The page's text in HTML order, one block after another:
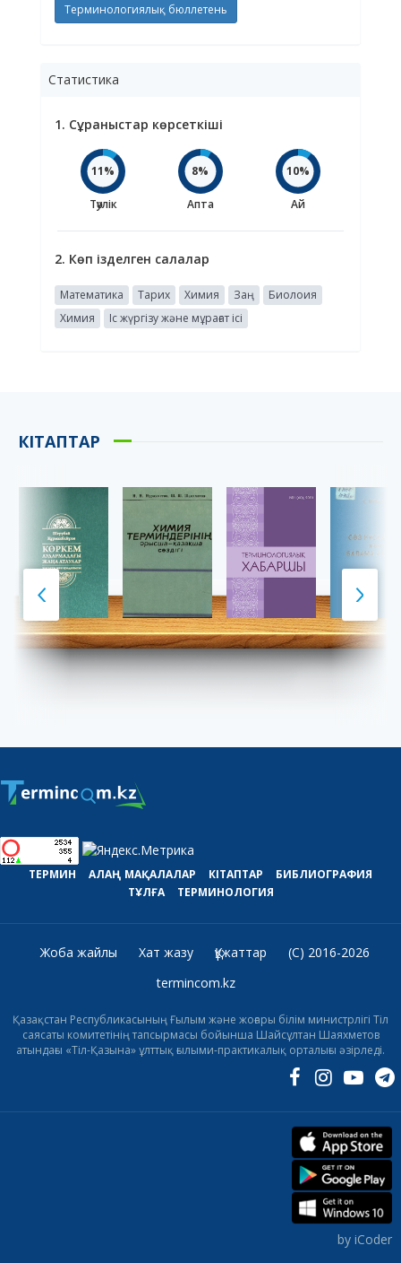
Терминологиялық бюллетень
Статистика
1. Сұраныстар көрсеткіші
11%
Тәулік
8%
Апта
10%
Ай
2. Көп ізделген салалар
Математика Тарих Химия Заң
Биолоия
Химия
Іс жүргізу және мұрағат ісі
КІТАПТАР
ТЕРМИН АЛАҢ МАҚАЛАЛАР КІТАПТАР
БИБЛИОГРАФИЯ
ТҰЛҒА
ТЕРМИНОЛОГИЯ
Жоба жайлы Хат жазу Құжаттар
(C) 2016-2026
termincom.kz
Қазақстан Республикасының Ғылым және жоғары білім министрлігі Тіл
саясаты комитетінің тапсырмасы бойынша Шайсұлтан Шаяхметов
атындағы «Тіл-Қазына» ұлттық ғылыми-практикалық орталығы әзірледі.
by iCoder